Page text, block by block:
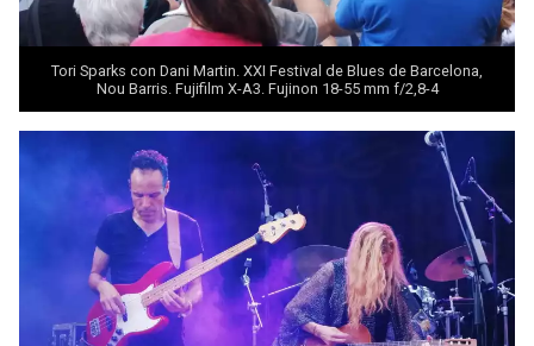
Tori Sparks con Dani Martin. XXI Festival de Blues de Barcelona,
Nou Barris. Fujifilm X-A3. Fujinon 18-55 mm f/2,8-4